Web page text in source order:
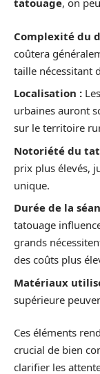
tatouage, on
Complexité du
coûtera
taille nécessitant
Localisation :
urbaines auront
sur le territoire
Notoriété du
prix plus élevés,
unique.
Durée de la
tatouage
grands
des coûts plus
Matériaux
supérieure
Ces éléments
crucial de bien
clarifier les